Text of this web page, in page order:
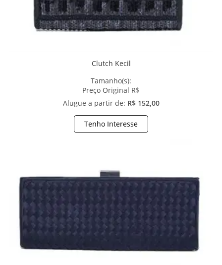
Clutch Kecil
Tamanho(s):
Preço Original R$
Alugue a partir de: R$ 152,00
Tenho Interesse